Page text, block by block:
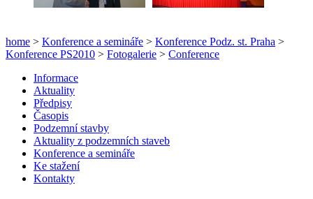
home > Konference a semináře > Konference Podz. st. Praha >
Konference PS2010 > Fotogalerie > Conference
Informace
Aktuality
Předpisy
Časopis
Podzemní stavby
Aktuality z podzemních staveb
Konference a semináře
Ke stažení
Kontakty